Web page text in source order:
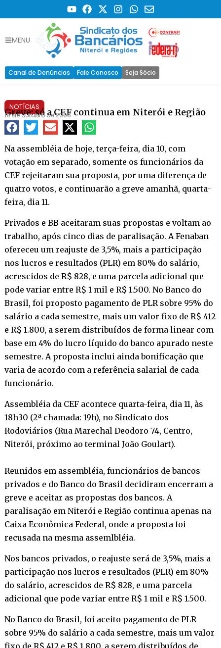
MENU
Canal de Denúncias Fale Conosco Seja Sócio
NOTÍCIAS
Greve: só a CEF continua em Niterói e Região
10 de outubro de 2006
Na assembléia de hoje, terça-feira, dia 10, com
votação em separado, somente os funcionários da
CEF rejeitaram sua proposta, por uma diferença de
quatro votos, e continuarão a greve amanhã, quarta-
feira, dia 11.
Privados e BB aceitaram suas propostas e voltam ao
trabalho, após cinco dias de paralisação. A Fenaban
ofereceu um reajuste de 3,5%, mais a participação
nos lucros e resultados (PLR) em 80% do salário,
acrescidos de R$ 828, e uma parcela adicional que
pode variar entre R$ 1 mil e R$ 1.500. No Banco do
Brasil, foi proposto pagamento de PLR sobre 95% do
salário a cada semestre, mais um valor fixo de R$ 412
e R$ 1.800, a serem distribuídos de forma linear com
base em 4% do lucro líquido do banco apurado neste
semestre. A proposta inclui ainda bonificação que
varia de acordo com a referência salarial de cada
funcionário.
Assembléia da CEF acontece quarta-feira, dia 11, às
18h30 (2ª chamada: 19h), no Sindicato dos
Rodoviários (Rua Marechal Deodoro 74, Centro,
Niterói, próximo ao terminal João Goulart).
Reunidos em assembléia, funcionários de bancos
privados e do Banco do Brasil decidiram encerram a
greve e aceitar as propostas dos bancos. A
paralisação em Niterói e Região continua apenas na
Caixa Econômica Federal, onde a proposta foi
recusada na mesma assemlbléia.
Nos bancos privados, o reajuste será de 3,5%, mais a
participação nos lucros e resultados (PLR) em 80%
do salário, acrescidos de R$ 828, e uma parcela
adicional que pode variar entre R$ 1 mil e R$ 1.500.
No Banco do Brasil, foi aceito pagamento de PLR
sobre 95% do salário a cada semestre, mais um valor
fixo de R$ 412 e R$ 1.800, a serem distribuídos de